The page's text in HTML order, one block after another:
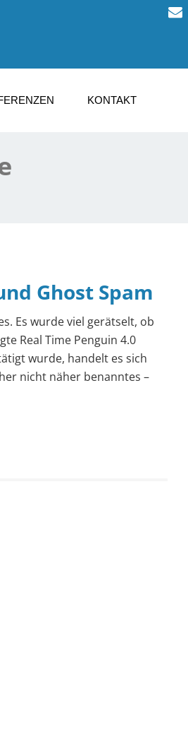
KONTAKT
Ghost Spam
Es wurde viel gerätselt, ob
Real Time Penguin 4.0
wurde, handelt es sich
nicht näher benanntes –